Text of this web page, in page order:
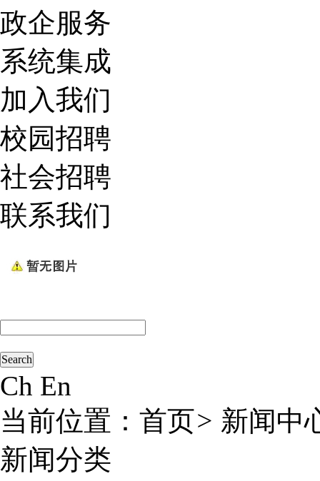
政企服务
系统集成
加入我们
校园招聘
社会招聘
联系我们
Ch En
当前位置： 首页> 新闻中
新闻分类